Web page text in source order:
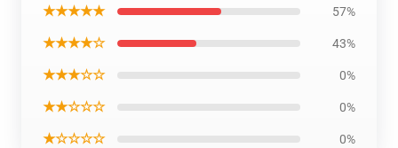
★★★★★ 57%
★★★★☆ 43%
★★★☆☆ 0%
★★☆☆☆ 0%
★☆☆☆☆ 0%